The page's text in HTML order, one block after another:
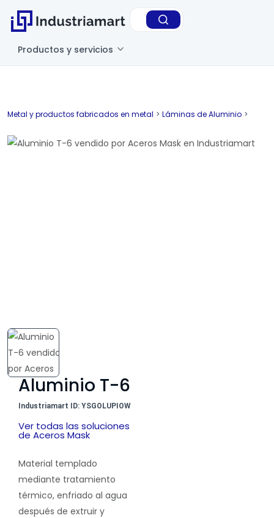
Productos y servicios
Metal y productos fabricados en metal > Láminas de Aluminio >
Aluminio T-6
Industriamart ID: YSGOLUPIOW
Ver todas las soluciones
de Aceros Mask
Material templado
mediante tratamiento
térmico, enfriado al agua
después de extruir y